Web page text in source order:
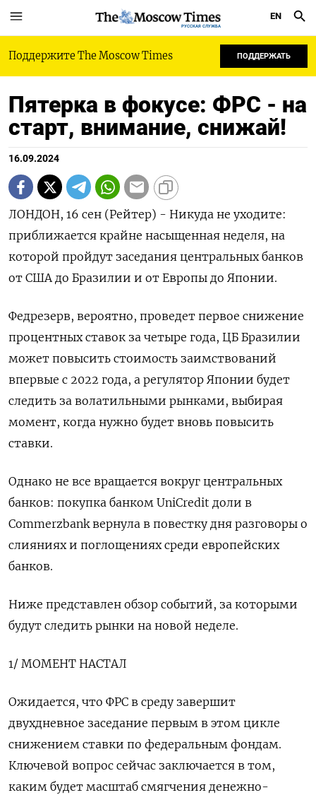
РУССКАЯ СЛУЖБА
EN
Поддержите The Moscow Times ПОДДЕРЖАТЬ
Пятерка в фокусе: ФРС - на
старт, внимание, снижай!
16.09.2024
ЛОНДОН, 16 сен (Рейтер) - Никуда не уходите:
приближается крайне насыщенная неделя, на
которой пройдут заседания центральных банков
от США до Бразилии и от Европы до Японии.
Федрезерв, вероятно, проведет первое снижение
процентных ставок за четыре года, ЦБ Бразилии
может повысить стоимость заимствований
впервые с 2022 года, а регулятор Японии будет
следить за волатильными рынками, выбирая
момент, когда нужно будет вновь повысить
ставки.
Однако не все вращается вокруг центральных
банков: покупка банком UniCredit доли в
Commerzbank вернула в повестку дня разговоры о
слияниях и поглощениях среди европейских
банков.
Ниже представлен обзор событий, за которыми
будут следить рынки на новой неделе.
1/ МОМЕНТ НАСТАЛ
Ожидается, что ФРС в среду завершит
двухдневное заседание первым в этом цикле
снижением ставки по федеральным фондам.
Ключевой вопрос сейчас заключается в том,
каким будет масштаб смягчения денежно-